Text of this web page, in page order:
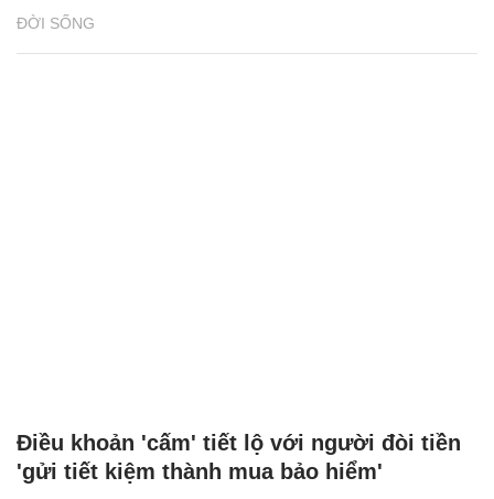
ĐỜI SỐNG
Điều khoản 'cấm' tiết lộ với người đòi tiền
'gửi tiết kiệm thành mua bảo hiểm'